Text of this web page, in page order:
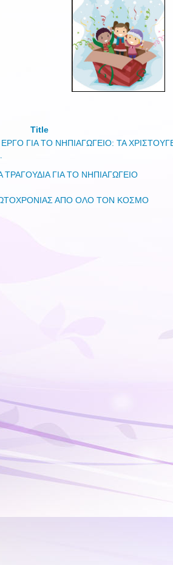
Title
ΓΙΑ ΤΟ ΝΗΠΙΑΓΩΓΕΙΟ: ΤΑ
ΤΡΑΓΟΥΔΙΑ ΓΙΑ ΤΟ ΝΗΠΙΑΓΩΓΕΙΟ
ΑΠΟ ΟΛΟ ΤΟΝ ΚΟΣΜΟ